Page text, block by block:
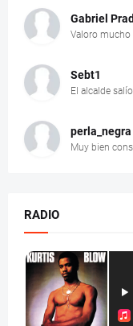
Gabriel
Valoro mucho
Sebt1
El alcalde
perla_negra
Muy bien
RADIO